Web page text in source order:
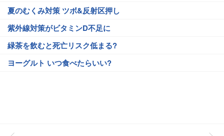
夏のむくみ対策 ツボ&反射区押し
紫外線対策がビタミンD不足に
緑茶を飲むと死亡リスク低まる?
ヨーグルト いつ食べたらいい?